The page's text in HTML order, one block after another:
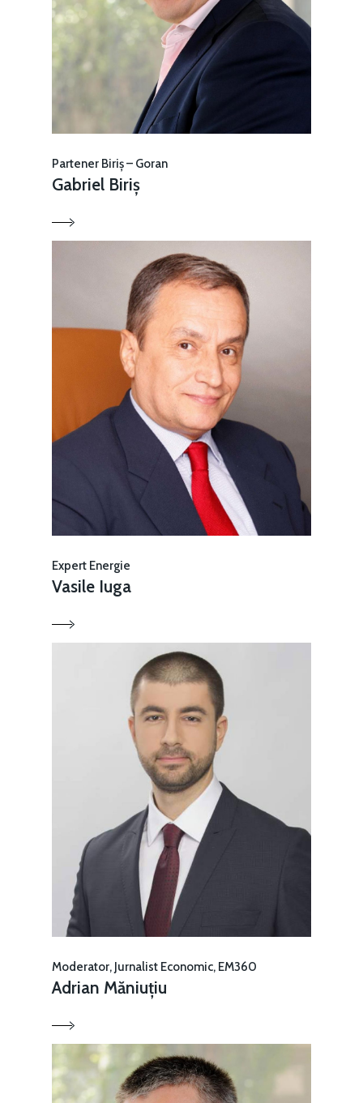
Partener Biriș – Goran
Gabriel Biriș
Expert Energie
Vasile Iuga
Moderator, Jurnalist Economic, EM360
Adrian Măniuțiu